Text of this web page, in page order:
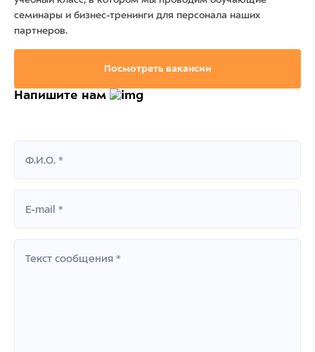
семинары и бизнес-тренинги для персонала наших
партнеров.
Посмотреть вакансии
Напишите нам
Ф.И.О. *
E-mail *
Текст сообщения *